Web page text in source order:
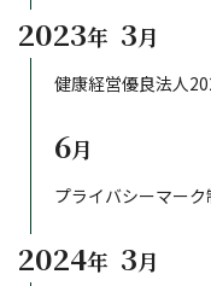
2023年 3月
健康経営優良法人
6月
プライバシーマー
2024年 3月